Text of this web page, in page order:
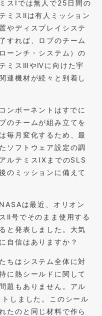
スIでは無人で25日間の
ミスⅡは有人ミッション
やディスプレイシステ
すれば、ロブのチーム
ーンチ・システム）の
ミスⅢやⅣに向けた宇
連機材が続々と到着し
ンポーネントはすでに
のチームが組み立てを
毎月変化するため、最
ソフトウェア設定の調
ルテミスIXまでのSLS
のミッションに備えて
は最近、オリオン
Ⅱ号でそのまま使用する
と発表しました。大気
自信はありますか？
ちはシステム全体に対
に熱シールドに関して
題もありません。アル
しました。このシール
たのと同じ材料で作ら